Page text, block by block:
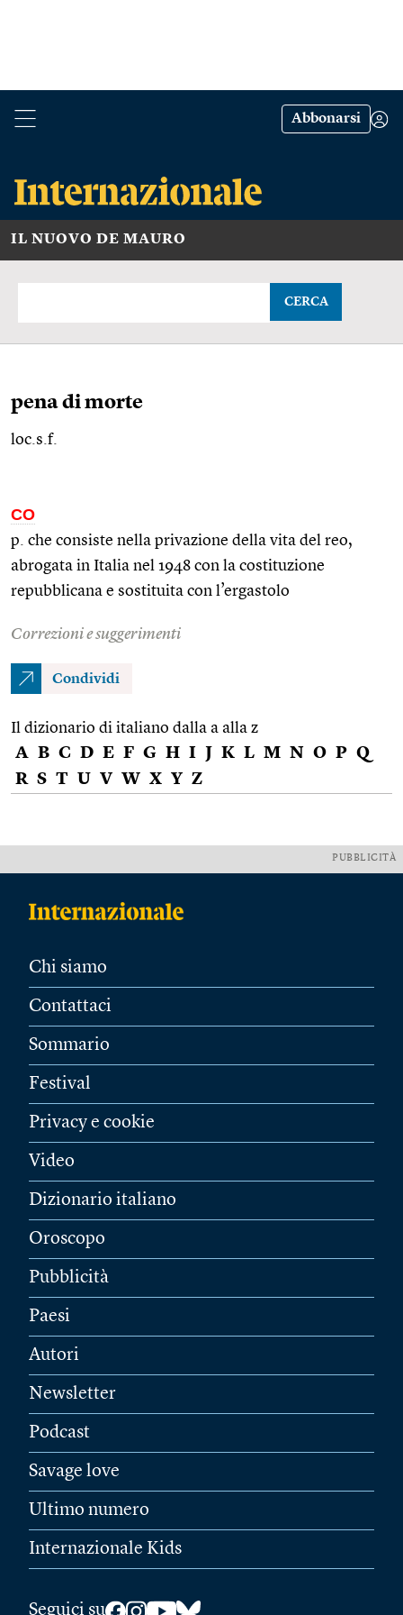
Abbonarsi
IL NUOVO DE MAURO
CERCA
pena di morte
loc.s.f.
CO
p. che consiste nella privazione della vita del reo,
abrogata in Italia nel 1948 con la costituzione
repubblicana e sostituita con l’ergastolo
Correzioni e suggerimenti
Condividi
Il dizionario di italiano dalla a alla z
A B C D E F G H I J K L M N O P Q
R S T U V W X Y Z
PUBBLICITÀ
Chi siamo
Contattaci
Sommario
Festival
Privacy e cookie
Video
Dizionario italiano
Oroscopo
Pubblicità
Paesi
Autori
Newsletter
Podcast
Savage love
Ultimo numero
Internazionale Kids
Seguici su